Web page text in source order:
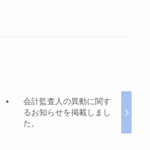
会計監査人の異動に関す
るお知らせを掲載しまし
た。